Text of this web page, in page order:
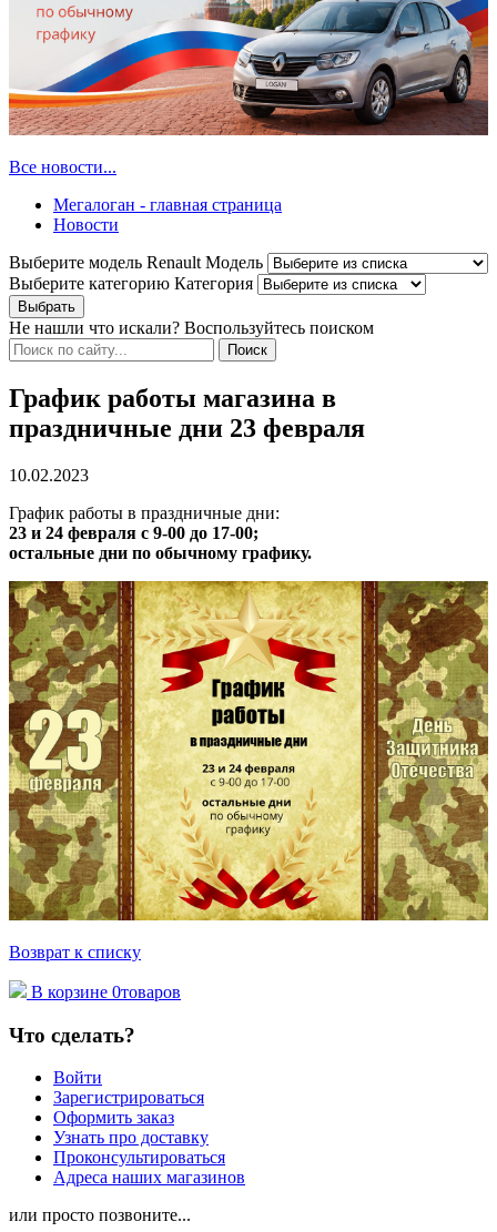
Все новости...
Мегалоган - главная страница
Новости
Выберите модель Renault Модель
Выберите категорию Категория
Не нашли что искали? Воспользуйтесь поиском
График работы магазина в
праздничные дни 23 февраля
10.02.2023
График работы в праздничные дни:
23 и 24 февраля с 9-00 до 17-00;
остальные дни по обычному графику.
Возврат к списку
В корзине 0товаров
Что сделать?
Войти
Зарегистрироваться
Оформить заказ
Узнать про доставку
Проконсультироваться
Адреса наших магазинов
или просто позвоните...